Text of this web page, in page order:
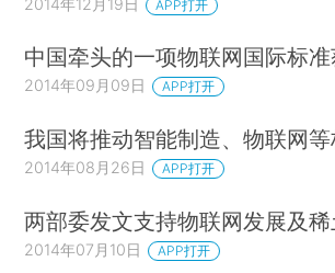
APP打开
中国牵头的一项物联网国际标
2014年09月09日 APP打开
我国将推动智能制造、物联网
2014年08月26日 APP打开
两部委发文支持物联网发展及
2014年07月10日 APP打开